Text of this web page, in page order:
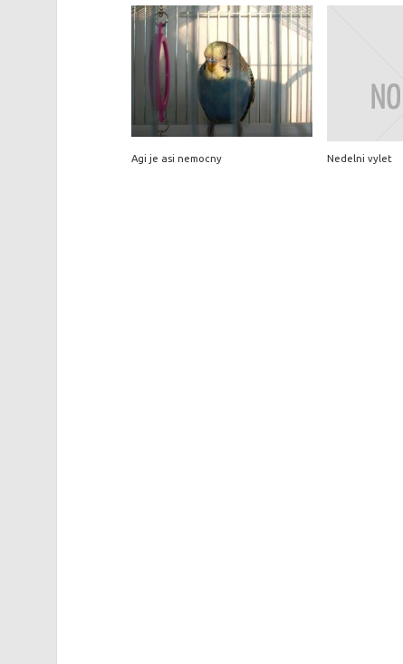
Agi je asi nemocny Nedelni vylet